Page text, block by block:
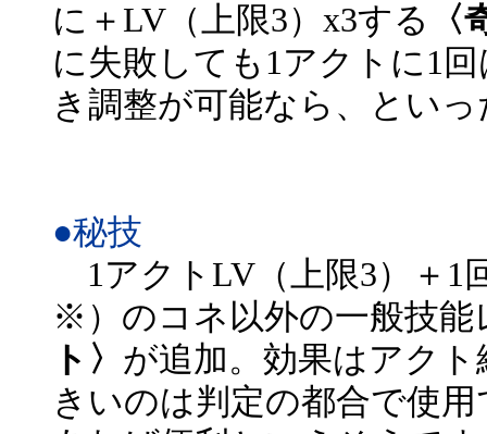
に＋LV（上限3）x3する
に失敗しても1アクトに1
き調整が可能なら、とい
●秘技
1アクトLV（上限3）＋1
※）のコネ以外の一般技能
ト〉 が追加。効果はアク
きいのは判定の都合で使